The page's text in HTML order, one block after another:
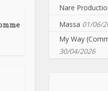
Nare
Massa 01/06/
My Way
30/04/2026